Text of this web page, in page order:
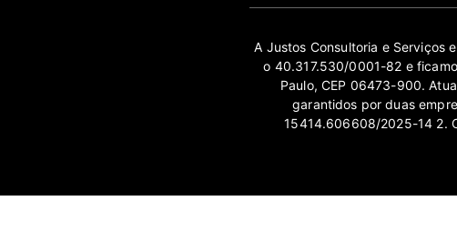
A Justos Consultoria e Serviços
o 40.317.530/0001-82 e
Paulo, CEP 06473-900.
garantidos por duas
15414.606608/2025-14 2.